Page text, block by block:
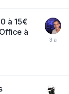
à 15€
à